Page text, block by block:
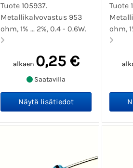
Tuote 105937.
Metallikalvovastus 953
ohm, 1% ... 2%, 0.4 - 0.6W.
alkaen 0,25 €
Saatavilla
Tuote
ohm,